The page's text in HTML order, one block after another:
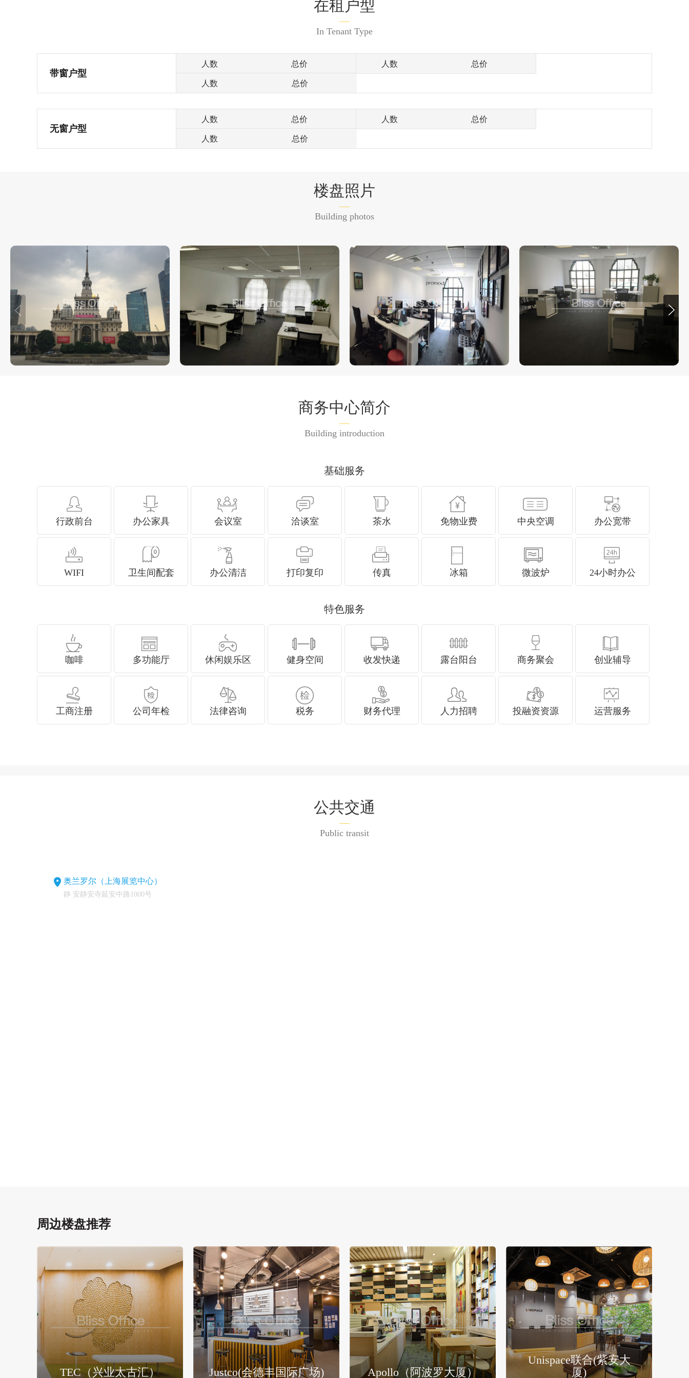
在租户型
In Tenant Type
带窗户型
人数 总价 人数 总价
人数 总价
无窗户型
人数 总价 人数 总价
人数 总价
楼盘照片
Building photos
商务中心简介
Building introduction
基础服务
行政前台 办公家具 会议室 洽谈室 茶水 免物业费 中央空调 办公宽带
WIFI 卫生间配套 办公清洁 打印复印 传真 冰箱 微波炉 24小时办公
特色服务
咖啡 多功能厅 休闲娱乐区 健身空间 收发快递 露台阳台 商务聚会 创业辅导
工商注册 公司年检 法律咨询 税务 财务代理 人力招聘 投融资资源 运营服务
公共交通
Public transit
奥兰罗尔（上海展览中心）
静 安静安寺延安中路1000号
周边楼盘推荐
TEC（兴业太古汇） Justco(会德丰国际广场) Apollo（阿波罗大厦）
Unispace联合(紫安大
厦)